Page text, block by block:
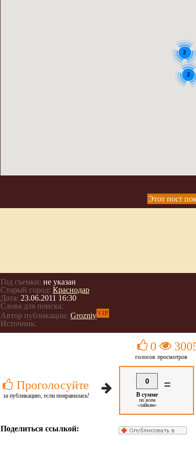
2
2
Этот пост
Год съемки: не указан
Старый город: Краснодар
Дата: 23.06.2011 16:30
Слова для поиска:
Автор публикации: GrozniyVIP
Источник:
Проголосуйте
за публикацию, если понравилась!
0
голосов просмотров
0
В сумме
по всем
«лайкам»
=
Поделиться ссылкой: